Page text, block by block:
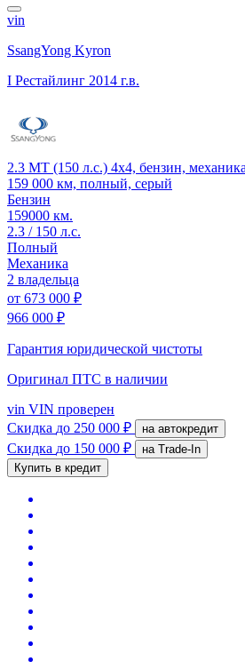
vin
SsangYong Kyron
I Рестайлинг 2014 г.в.
2.3 MT (150 л.с.) 4x4, бензин,
159 000 км, полный, серый
Бензин
159000 км.
2.3 / 150 л.с.
Полный
Механика
2 владельца
от 673 000 ₽
966 000 ₽
Гарантия юридической чистоты
Оригинал ПТС в наличии
vin VIN проверен
Скидка до 250 000 ₽ на автокредит
Скидка до 150 000 ₽
на Trade-In
Купить в кредит